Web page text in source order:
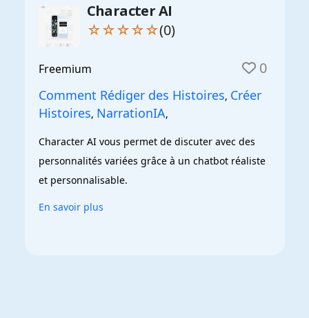
Character AI
☆☆☆☆☆(0)
Freemium 0
Comment Rédiger des Histoires, Créer
Histoires, NarrationIA,
Character AI vous permet de discuter avec des
personnalités variées grâce à un chatbot réaliste
et personnalisable.
En savoir plus